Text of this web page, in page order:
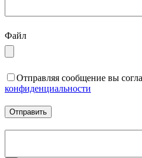
Файл
Отправляя сообщение вы
конфиденциальности